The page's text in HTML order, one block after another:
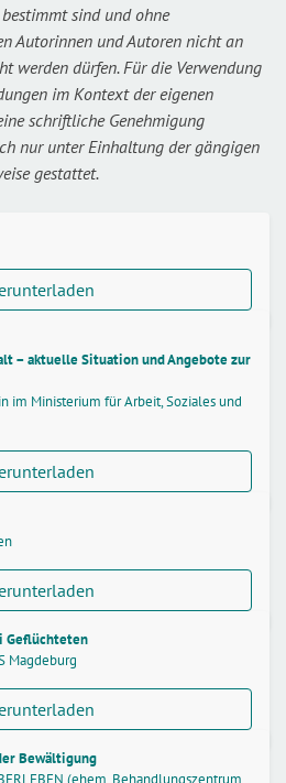
sind und ohne
Autorinnen und Autoren nicht an
werden dürfen. Für die Verwendung
im Kontext der eigenen
schriftliche Genehmigung
nur unter Einhaltung der gängigen
gestattet.
– aktuelle Situation und Angebote zur
im Ministerium für Arbeit, Soziales und
Geflüchteten
Magdeburg
Bewältigung
(ehem. Behandlungszentrum